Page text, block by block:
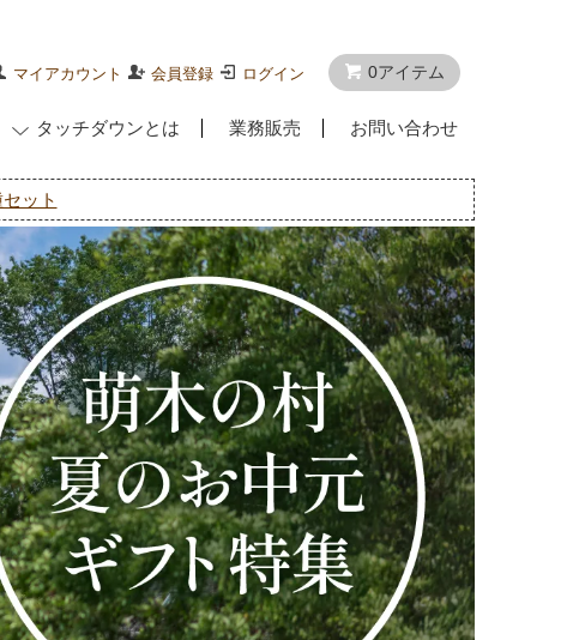
0アイテム
マイアカウント 会員登録 ログイン
タッチダウンとは 業務販売 お問い合わせ
ット